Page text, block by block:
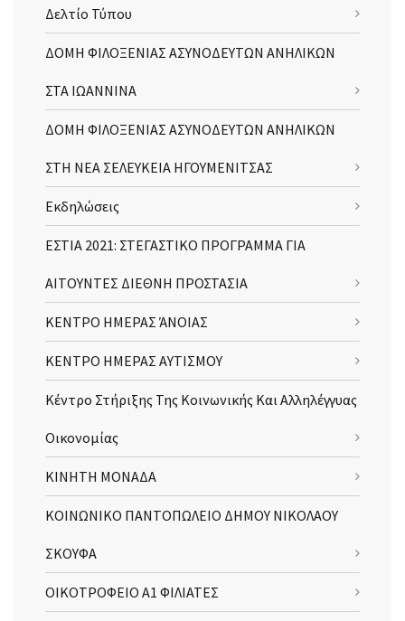
Δελτίο Τύπου
ΔΟΜΗ ΦΙΛΟΞΕΝΙΑΣ ΑΣΥΝΟΔΕΥΤΩΝ ΑΝΗΛΙΚΩΝ
ΣΤΑ ΙΩΑΝΝΙΝΑ
ΔΟΜΗ ΦΙΛΟΞΕΝΙΑΣ ΑΣΥΝΟΔΕΥΤΩΝ ΑΝΗΛΙΚΩΝ
ΣΤΗ ΝΕΑ ΣΕΛΕΥΚΕΙΑ ΗΓΟΥΜΕΝΙΤΣΑΣ
Εκδηλώσεις
ΕΣΤΙΑ 2021: ΣΤΕΓΑΣΤΙΚΟ ΠΡΟΓΡΑΜΜΑ ΓΙΑ
ΑΙΤΟΥΝΤΕΣ ΔΙΕΘΝΗ ΠΡΟΣΤΑΣΙΑ
ΚΕΝΤΡΟ ΗΜΕΡΑΣ ΆΝΟΙΑΣ
ΚΕΝΤΡΟ ΗΜΕΡΑΣ ΑΥΤΙΣΜΟΥ
Κέντρο Στήριξης Της Κοινωνικής Και Αλληλέγγυας
Οικονομίας
ΚΙΝΗΤΗ ΜΟΝΑΔΑ
ΚΟΙΝΩΝΙΚΟ ΠΑΝΤΟΠΩΛΕΙΟ ΔΗΜΟΥ ΝΙΚΟΛΑΟΥ
ΣΚΟΥΦΑ
ΟΙΚΟΤΡΟΦΕΙΟ Α1 ΦΙΛΙΑΤΕΣ